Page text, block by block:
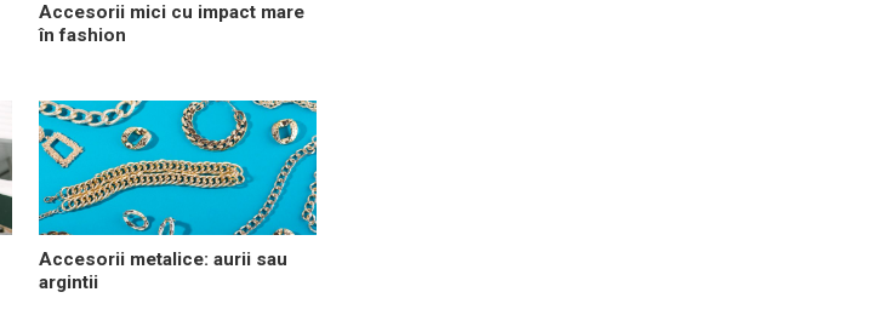
Accesorii mici cu impact mare
în fashion
Accesorii metalice: aurii sau
argintii